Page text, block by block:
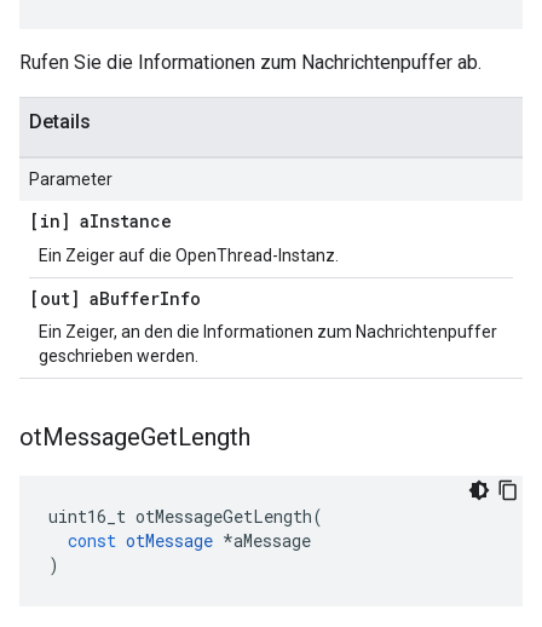
Rufen Sie die Informationen zum Nachrichtenpuffer ab.
Details
Parameter
[in] aInstance
Ein Zeiger auf die OpenThread-Instanz.
[out] aBufferInfo
Ein Zeiger, an den die Informationen zum Nachrichtenpuffer
geschrieben werden.
otMessageGetLength
uint16_t otMessageGetLength(
const otMessage *aMessage
)